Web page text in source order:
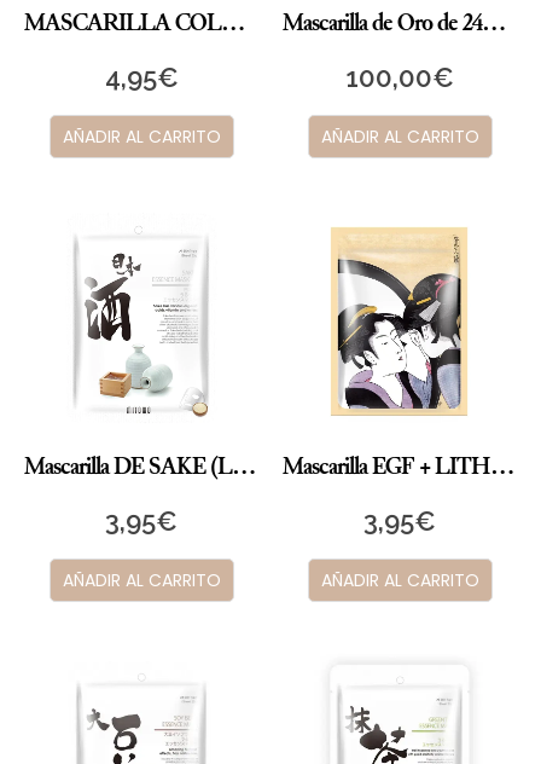
MASCARILLA COLÁGENO CICA II
4,95€
AÑADIR AL CARRITO
Mascarilla de Oro de 24k MAKANAI
100,00€
AÑADIR AL CARRITO
Mascarilla DE SAKE (Licor de arroz japonés)
3,95€
AÑADIR AL CARRITO
Mascarilla EGF + LITHOSPERMUM
3,95€
AÑADIR AL CARRITO